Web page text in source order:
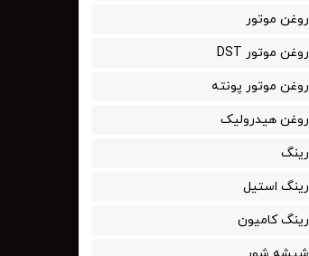
روغن موتور
روغن موتور DST
روغن موتور پونته
روغن هیدرولیک
رینگ
رینگ استیل
رینگ کامیون